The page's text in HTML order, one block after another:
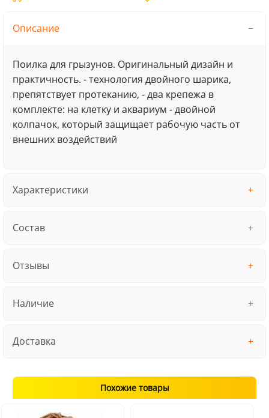
Описание
Поилка для грызунов. Оригинальный дизайн и
практичность. - технология двойного шарика,
препятствует протеканию, - два крепежа в
комплекте: на клетку и аквариум - двойной
колпачок, который защищает рабочую часть от
внешних воздействий
Характеристики
Состав
Отзывы
Наличие
Доставка
Похожие товары